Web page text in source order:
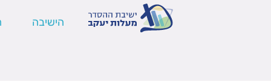
הישיבה